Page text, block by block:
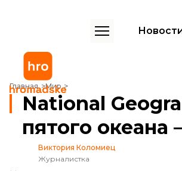
Главная Мир
National Geographic признал существование
National
пятого океана
Виктория Коломиец
Журналистка